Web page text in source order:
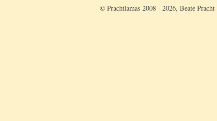
© Prachtlamas 2008 - 2026, Beate Pracht